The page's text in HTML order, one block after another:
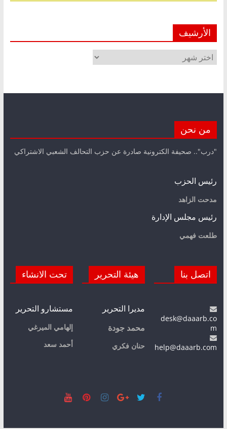
الأرشيف
الأرشيف
من نحن
"درب".. صحيفة الكترونية صادرة عن حزب التحالف الشعبي الاشتراكي
رئيس الحزب
مدحت الزاهد
رئيس مجلس الإدارة
طلعت فهمي
اتصل بنا
desk@daaarb.co
m
help@daaarb.com
هيئة التحرير
مديرا التحرير
محمد جودة
حنان فكري
تحت الانشاء
مستشارو التحرير
إلهامي الميرغي
أحمد سعد